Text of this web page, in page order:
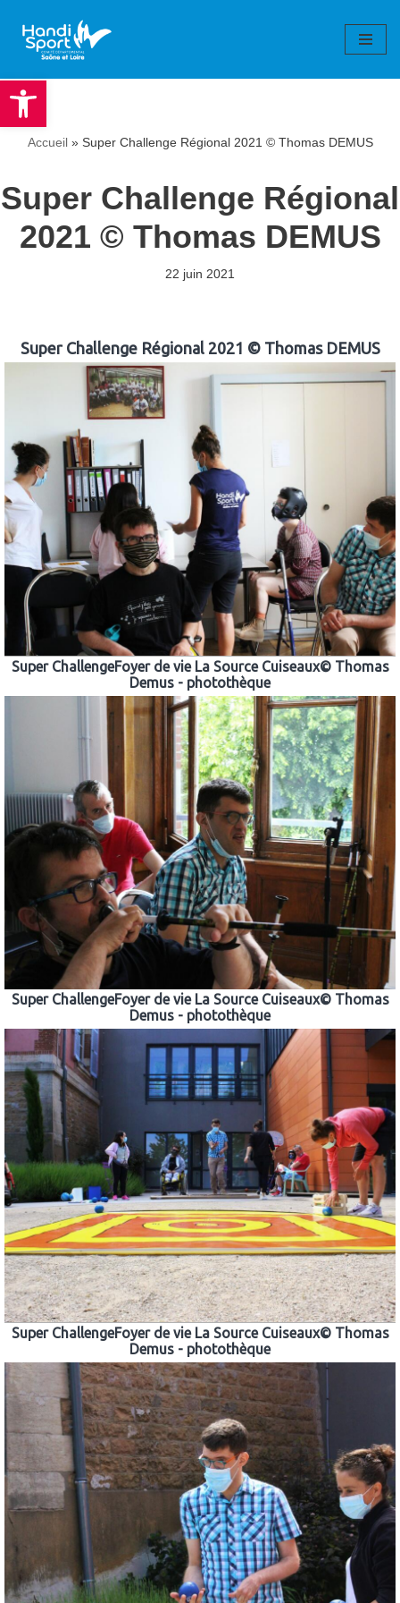
Ouvrir la barre d’outils
Aller
contenu
Accueil» Super Challenge Régional 2021 © Thomas DEMUS
Super Challenge Régional
2021 © Thomas DEMUS
22 juin 2021
Super Challenge Régional 2021 © Thomas DEMUS
Super ChallengeFoyer de vie La Source Cuiseaux© Thomas
Demus - photothèque
Super ChallengeFoyer de vie La Source Cuiseaux© Thomas
Demus - photothèque
Super ChallengeFoyer de vie La Source Cuiseaux© Thomas
Demus - photothèque